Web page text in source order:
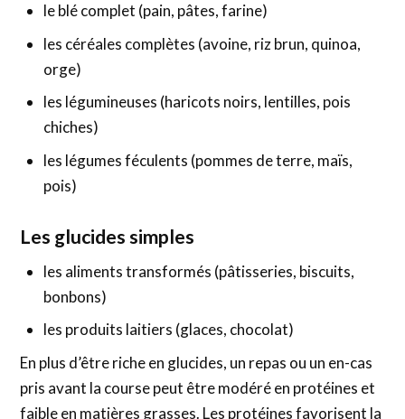
le blé complet (pain, pâtes, farine)
les céréales complètes (avoine, riz brun, quinoa,
orge)
les légumineuses (haricots noirs, lentilles, pois
chiches)
les légumes féculents (pommes de terre, maïs,
pois)
Les glucides simples
les aliments transformés (pâtisseries, biscuits,
bonbons)
les produits laitiers (glaces, chocolat)
En plus d’être riche en glucides, un repas ou un en-cas
pris avant la course peut être modéré en protéines et
faible en matières grasses. Les protéines favorisent la